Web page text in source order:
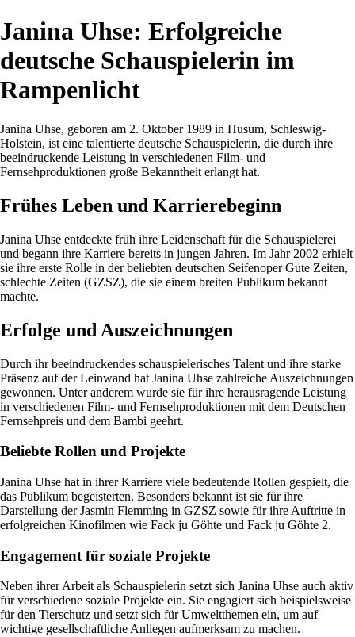
Janina Uhse: Erfolgreiche
deutsche Schauspielerin im
Rampenlicht
Janina Uhse, geboren am 2. Oktober 1989 in Husum, Schleswig-
Holstein, ist eine talentierte deutsche Schauspielerin, die durch ihre
beeindruckende Leistung in verschiedenen Film- und
Fernsehproduktionen große Bekanntheit erlangt hat.
Frühes Leben und Karrierebeginn
Janina Uhse entdeckte früh ihre Leidenschaft für die Schauspielerei
und begann ihre Karriere bereits in jungen Jahren. Im Jahr 2002 erhielt
sie ihre erste Rolle in der beliebten deutschen Seifenoper Gute Zeiten,
schlechte Zeiten (GZSZ), die sie einem breiten Publikum bekannt
machte.
Erfolge und Auszeichnungen
Durch ihr beeindruckendes schauspielerisches Talent und ihre starke
Präsenz auf der Leinwand hat Janina Uhse zahlreiche Auszeichnungen
gewonnen. Unter anderem wurde sie für ihre herausragende Leistung
in verschiedenen Film- und Fernsehproduktionen mit dem Deutschen
Fernsehpreis und dem Bambi geehrt.
Beliebte Rollen und Projekte
Janina Uhse hat in ihrer Karriere viele bedeutende Rollen gespielt, die
das Publikum begeisterten. Besonders bekannt ist sie für ihre
Darstellung der Jasmin Flemming in GZSZ sowie für ihre Auftritte in
erfolgreichen Kinofilmen wie Fack ju Göhte und Fack ju Göhte 2.
Engagement für soziale Projekte
Neben ihrer Arbeit als Schauspielerin setzt sich Janina Uhse auch aktiv
für verschiedene soziale Projekte ein. Sie engagiert sich beispielsweise
für den Tierschutz und setzt sich für Umweltthemen ein, um auf
wichtige gesellschaftliche Anliegen aufmerksam zu machen.